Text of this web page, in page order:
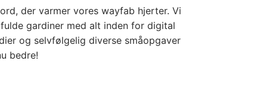
der varmer vores wayfab hjerter. Vi
gardiner med alt inden for digital
og selvfølgelig diverse småopgaver
bedre!